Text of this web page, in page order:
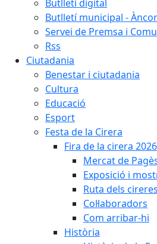
Butlletí digital
Butlletí municipal -
Servei de Premsa i
Rss
Ciutadania
Benestar i ciutadania
Cultura
Educació
Esport
Festa de la Cirera
Fira de la cirera 2026
Mercat de
Exposició i
Ruta dels
Col·laboradors
Com arribar-hi
Història